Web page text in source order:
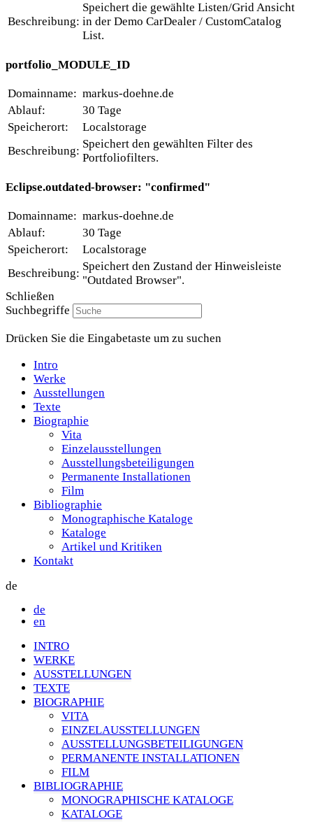
Beschreibung:
Speichert die gewählte Listen/Grid Ansicht
in der Demo CarDealer / CustomCatalog
List.
portfolio_MODULE_ID
Domainname: markus-doehne.de
Ablauf:
30 Tage
Speicherort:
Localstorage
Beschreibung:
Speichert den gewählten Filter des
Portfoliofilters.
Eclipse.outdated-browser: "confirmed"
Domainname: markus-doehne.de
Ablauf:
30 Tage
Speicherort:
Localstorage
Beschreibung:
Speichert den Zustand der Hinweisleiste
"Outdated Browser".
Schließen
Suchbegriffe
Drücken Sie die Eingabetaste um zu suchen
Intro
Werke
Ausstellungen
Texte
Biographie
Vita
Einzelausstellungen
Ausstellungsbeteiligungen
Permanente Installationen
Film
Bibliographie
Monographische Kataloge
Kataloge
Artikel und Kritiken
Kontakt
de
de
en
INTRO
WERKE
AUSSTELLUNGEN
TEXTE
BIOGRAPHIE
VITA
EINZELAUSSTELLUNGEN
AUSSTELLUNGSBETEILIGUNGEN
PERMANENTE INSTALLATIONEN
FILM
BIBLIOGRAPHIE
MONOGRAPHISCHE KATALOGE
KATALOGE